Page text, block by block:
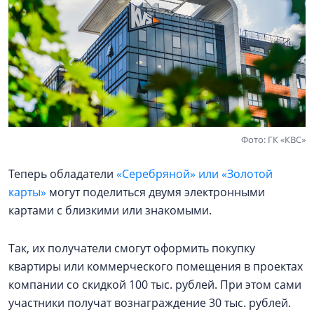
Фото: ГК «КВС»
Теперь обладатели «Серебряной» или «Золотой
карты» могут поделиться двумя электронными
картами с близкими или знакомыми.
Так, их получатели смогут оформить покупку
квартиры или коммерческого помещения в проектах
компании со скидкой 100 тыс. рублей. При этом сами
участники получат вознаграждение 30 тыс. рублей.